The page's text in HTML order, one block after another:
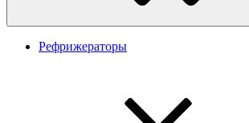
Рефрижераторы